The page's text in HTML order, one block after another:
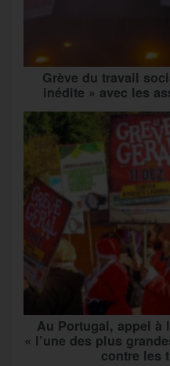
Grève du travail
inédite » avec les
Au Portugal, appel à
« l’une des plus
contre les